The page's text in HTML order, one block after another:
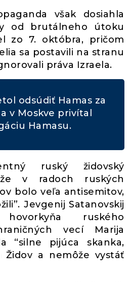
však dosiahla
od brutálneho útoku
zo 7. októbra, pričom
sa postavili na stranu
práva Izraela.
odsúdiť Hamas za
v Moskve privítal
Hamasu.
ruský židovský
v radoch ruských
bolo veľa antisemitov,
Jevgenij Satanovskij
ruského
vecí Marija
“silne pijúca skanka,
Židov a nemôže vystáť